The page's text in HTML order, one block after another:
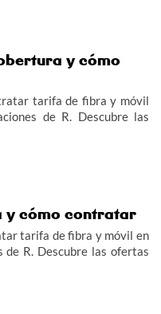
y cómo
tarifa de fibra y móvil
de R. Descubre las
y cómo contratar
tarifa de fibra y móvil en
de R. Descubre las ofertas